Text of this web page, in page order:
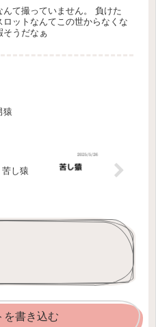
て撮っていません。 負けた
ットなんてこの世からなくな
そうだなぁ
猿
苦し猿
を書き込む